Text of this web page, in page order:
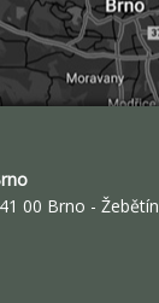
00 Brno - Žebětín